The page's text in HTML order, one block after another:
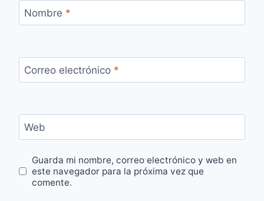
Nombre *
Correo electrónico *
Web
Guarda mi nombre, correo electrónico y web en
este navegador para la próxima vez que
comente.